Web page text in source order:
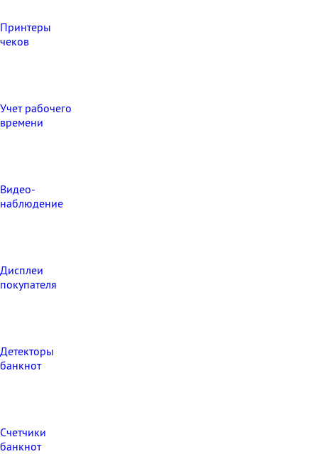
Принтеры
чеков
Учет рабочего
времени
Видео‑
наблюдение
Дисплеи
покупателя
Детекторы
банкнот
Счетчики
банкнот